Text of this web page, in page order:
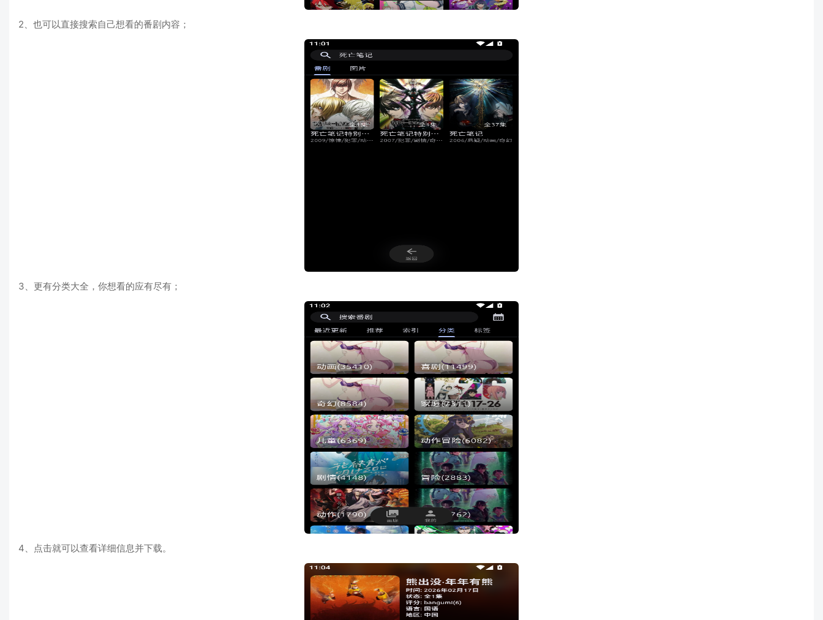
2、也可以直接搜索自己想看的番剧内容；
3、更有分类大全，你想看的应有尽有；
4、点击就可以查看详细信息并下载。